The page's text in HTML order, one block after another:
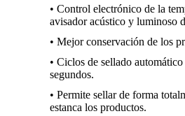
• Control electrónico de la
avisador acústico y luminoso
• Mejor conservación de los
• Ciclos de sellado
segundos.
• Permite sellar de forma
estanca los productos.